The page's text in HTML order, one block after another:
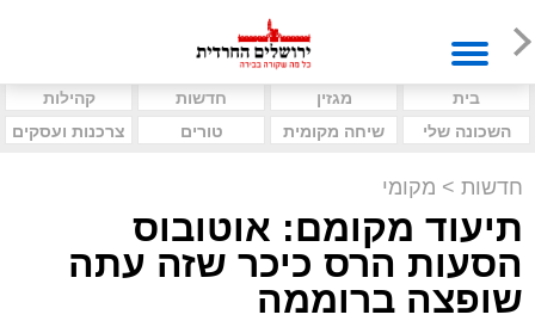
בית מגזין חדשות
קהילות
השכונה שלי
שיחה מקומית טורים צרכנות ועסקים
חדשות > מקומי
תיעוד מקומם: אוטובוס
הסעות הרס כיכר שזה עתה
שופצה ברוממה